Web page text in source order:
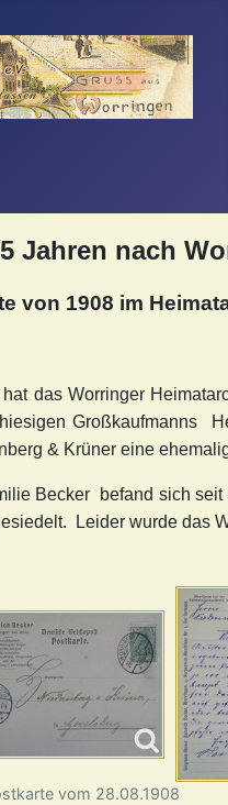
Jahren nach
von 1908 im
hat das Worringer
Großkaufmanns
& Krüner eine
Becker befand sich
Leider wurde das
28.08.1908